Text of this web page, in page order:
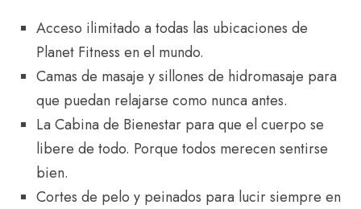
Acceso ilimitado a todas las ubicaciones de
Planet Fitness en el mundo.
Camas de masaje y sillones de hidromasaje para
que puedan relajarse como nunca antes.
La Cabina de Bienestar para que el cuerpo se
libere de todo. Porque todos merecen sentirse
bien.
Cortes de pelo y peinados para lucir siempre en